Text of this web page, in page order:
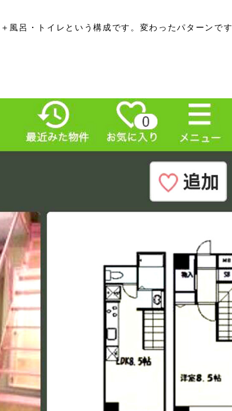
＋風呂・トイレという構成です。変わったパターンです